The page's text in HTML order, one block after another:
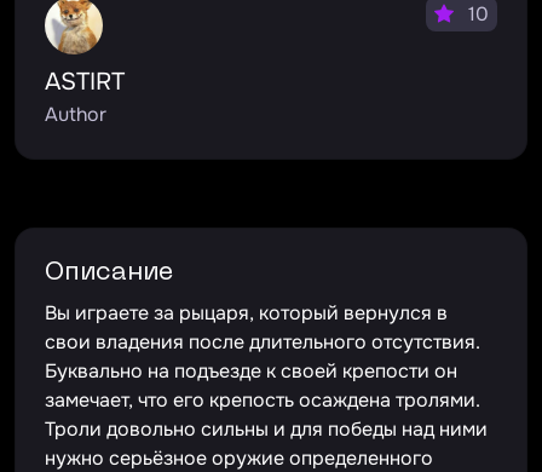
ASTIRT
Author
10
Описание
Вы играете за рыцаря, который вернулся в
свои владения после длительного отсутствия.
Буквально на подъезде к своей крепости он
замечает, что его крепость осаждена тролями.
Троли довольно сильны и для победы над ними
нужно серьёзное оружие определенного